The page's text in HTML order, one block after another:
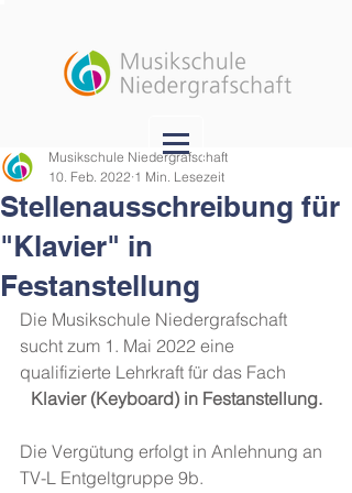
Stellenausschreibung für
"Klavier" in
Festanstellung
Musikschule Niedergrafschaft
10. Feb. 2022 1 Min. Lesezeit
Die Musikschule Niedergrafschaft
sucht zum 1. Mai 2022 eine
qualifizierte Lehrkraft für das Fach
Klavier (Keyboard) in Festanstellung.
Die Vergütung erfolgt in Anlehnung an
TV-L Entgeltgruppe 9b.